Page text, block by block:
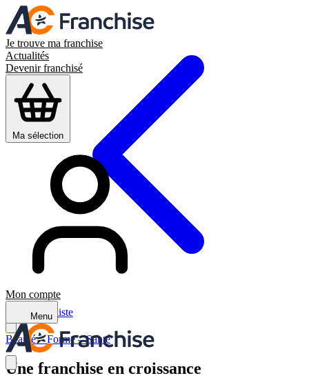
Je trouve ma franchise
Actualités
Devenir franchisé
Ma sélection
Mon compte
Menu
Retour à la liste
Beauté – Forme – Santé
Une franchise en croissance